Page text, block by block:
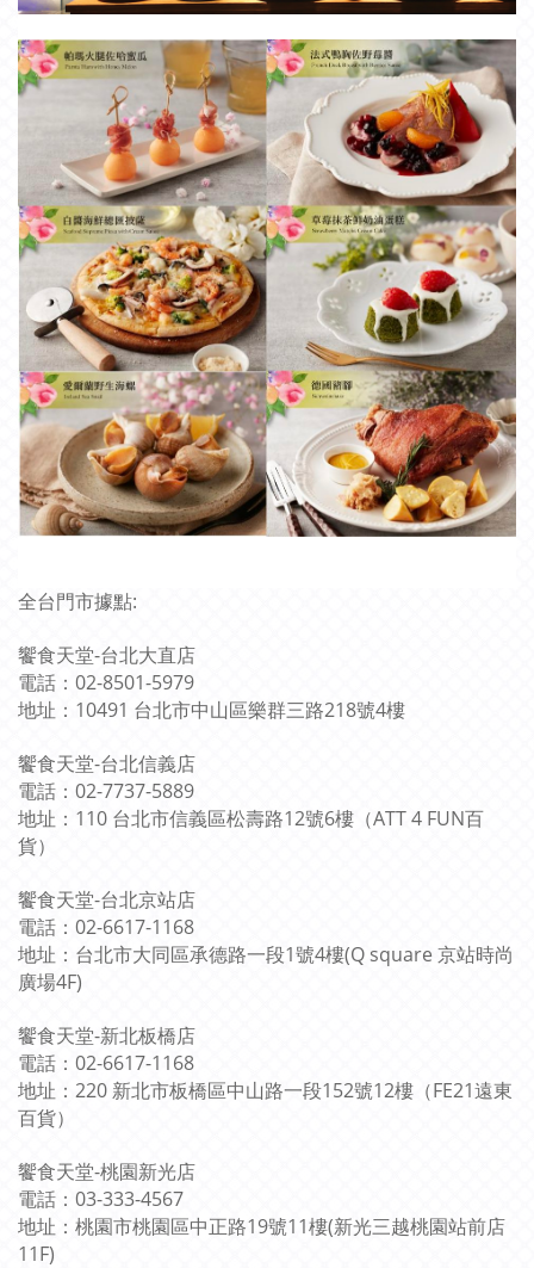
全台門市據點:
饗食天堂-台北大直店
電話：02-8501-5979
地址：10491 台北市中山區樂群三路218號4樓
饗食天堂-台北信義店
電話：02-7737-5889
地址：110 台北市信義區松壽路12號6樓（ATT 4 FUN百
貨）
饗食天堂-台北京站店
電話：02-6617-1168
地址：台北市大同區承德路一段1號4樓(Q square 京站時尚
廣場4F)
饗食天堂-新北板橋店
電話：02-6617-1168
地址：220 新北市板橋區中山路一段152號12樓（FE21遠東
百貨）
饗食天堂-桃園新光店
電話：03-333-4567
地址：桃園市桃園區中正路19號11樓(新光三越桃園站前店
11F)